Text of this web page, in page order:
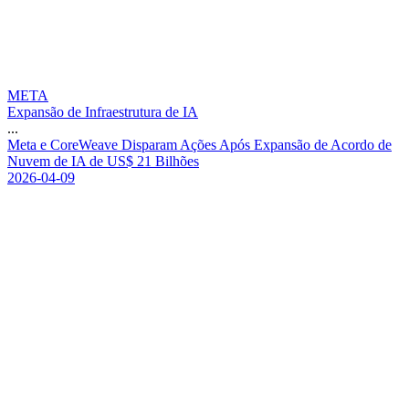
META
Expansão de Infraestrutura de IA
...
Meta e CoreWeave Disparam Ações Após Expansão de Acordo de
Nuvem de IA de US$ 21 Bilhões
2026-04-09